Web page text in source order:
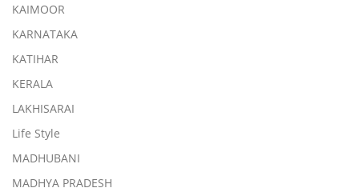
KAIMOOR
KARNATAKA
KATIHAR
KERALA
LAKHISARAI
Life Style
MADHUBANI
MADHYA PRADESH